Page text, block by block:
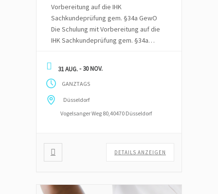
Vorbereitung auf die IHK
Sachkundeprüfung gem. §34a GewO
Die Schulung mit Vorbereitung auf die
IHK Sachkundeprüfung gem. §34a
angeboten. Die Zeit für die
Vorbereitung sind mindestens 4
Monate inkl. der schriftlichen und
mündlichen Prüfung bei einer IHK.
Staatliche Förderung durch einen
31 AUG.- 30 NOV.
GANZTAGS
Düsseldorf
Vogelsanger Weg 80,40470 Düsseldorf
DETAILS ANZEIGEN